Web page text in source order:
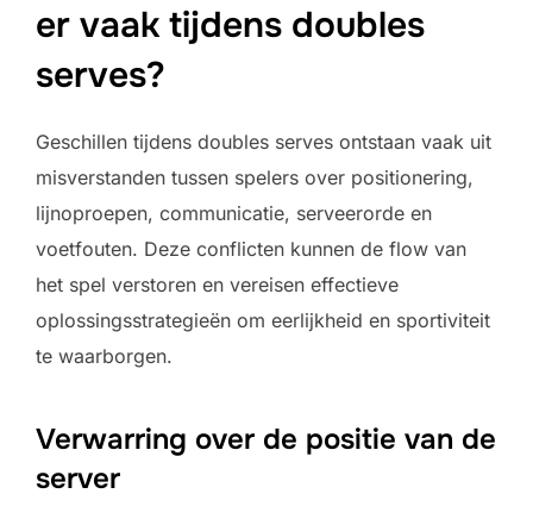
er vaak tijdens doubles
serves?
Geschillen tijdens doubles serves ontstaan vaak uit
misverstanden tussen spelers over positionering,
lijnoproepen, communicatie, serveerorde en
voetfouten. Deze conflicten kunnen de flow van
het spel verstoren en vereisen effectieve
oplossingsstrategieën om eerlijkheid en sportiviteit
te waarborgen.
Verwarring over de positie van de
server